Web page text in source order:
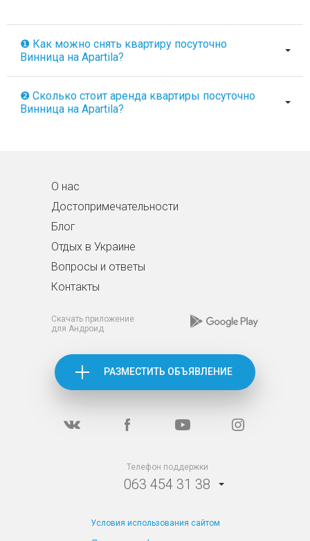
❶ Как можно снять квартиру посуточно
Винница на Apartila?
❷ Сколько стоит аренда квартиры посуточно
Винница на Apartila?
О нас
Достопримечательности
Блог
Отдых в Украине
Вопросы и ответы
Контакты
Скачать приложение
для Андроид
РАЗМЕСТИТЬ ОБЪЯВЛЕНИЕ
Телефон поддержки
063 454 31 38
Условия использования сайтом